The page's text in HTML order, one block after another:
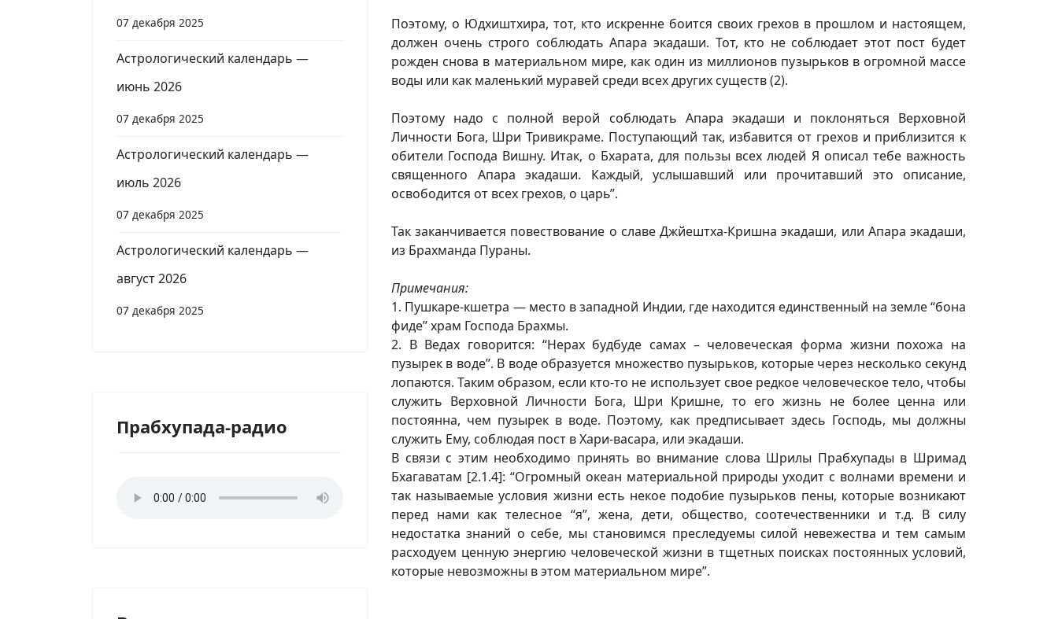
07 декабря 2025
Астрологический календарь —
июнь 2026
07 декабря 2025
Астрологический календарь —
июль 2026
07 декабря 2025
Астрологический календарь —
август 2026
07 декабря 2025
Прабхупада-радио
Поэтому, о Юдхиштхира, тот, кто искренне боится своих грехов в прошлом и настоящем,
должен очень строго соблюдать Апара экадаши. Тот, кто не соблюдает этот пост будет
рожден снова в материальном мире, как один из миллионов пузырьков в огромной массе
воды или как маленький муравей среди всех других существ (2).
Поэтому надо с полной верой соблюдать Апара экадаши и поклоняться Верховной
Личности Бога, Шри Тривикраме. Поступающий так, избавится от грехов и приблизится к
обители Господа Вишну. Итак, о Бхарата, для пользы всех людей Я описал тебе важность
священного Апара экадаши. Каждый, услышавший или прочитавший это описание,
освободится от всех грехов, о царь”.
Так заканчивается повествование о славе Джйештха-Кришна экадаши, или Апара экадаши,
из Брахманда Пураны.
Примечания:
1. Пушкаре-кшетра — место в западной Индии, где находится единственный на земле “бона
фиде” храм Господа Брахмы.
2. В Ведах говорится: “Нерах будбуде самах – человеческая форма жизни похожа на
пузырек в воде”. В воде образуется множество пузырьков, которые через несколько секунд
лопаются. Таким образом, если кто-то не использует свое редкое человеческое тело, чтобы
служить Верховной Личности Бога, Шри Кришне, то его жизнь не более ценна или
постоянна, чем пузырек в воде. Поэтому, как предписывает здесь Господь, мы должны
служить Ему, соблюдая пост в Хари-васара, или экадаши.
В связи с этим необходимо принять во внимание слова Шрилы Прабхупады в Шримад
Бхагаватам [2.1.4]: “Огромный океан материальной природы уходит с волнами времени и
так называемые условия жизни есть некое подобие пузырьков пены, которые возникают
перед нами как телесное “я”, жена, дети, общество, соотечественники и т.д. В силу
недостатка знаний о себе, мы становимся преследуемы силой невежества и тем самым
расходуем ценную энергию человеческой жизни в тщетных поисках постоянных условий,
которые невозможны в этом материальном мире”.